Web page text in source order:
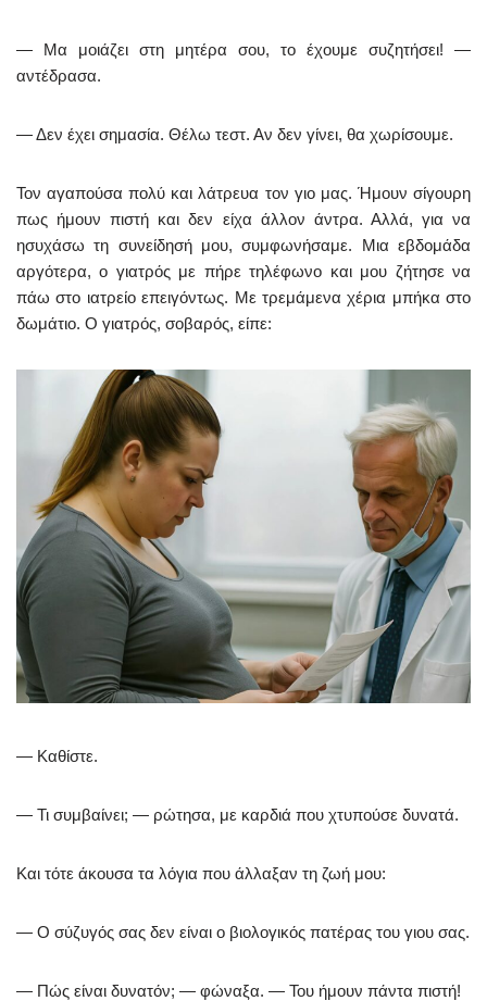
— Μα μοιάζει στη μητέρα σου, το έχουμε συζητήσει! —
αντέδρασα.
— Δεν έχει σημασία. Θέλω τεστ. Αν δεν γίνει, θα χωρίσουμε.
Τον αγαπούσα πολύ και λάτρευα τον γιο μας. Ήμουν σίγουρη
πως ήμουν πιστή και δεν είχα άλλον άντρα. Αλλά, για να
ησυχάσω τη συνείδησή μου, συμφωνήσαμε. Μια εβδομάδα
αργότερα, ο γιατρός με πήρε τηλέφωνο και μου ζήτησε να
πάω στο ιατρείο επειγόντως. Με τρεμάμενα χέρια μπήκα στο
δωμάτιο. Ο γιατρός, σοβαρός, είπε:
— Καθίστε.
— Τι συμβαίνει; — ρώτησα, με καρδιά που χτυπούσε δυνατά.
Και τότε άκουσα τα λόγια που άλλαξαν τη ζωή μου:
— Ο σύζυγός σας δεν είναι ο βιολογικός πατέρας του γιου σας.
— Πώς είναι δυνατόν; — φώναξα. — Του ήμουν πάντα πιστή!